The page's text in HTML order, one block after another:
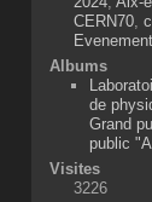
CERN70,
Albums
de
Grand
public
Visites
3226